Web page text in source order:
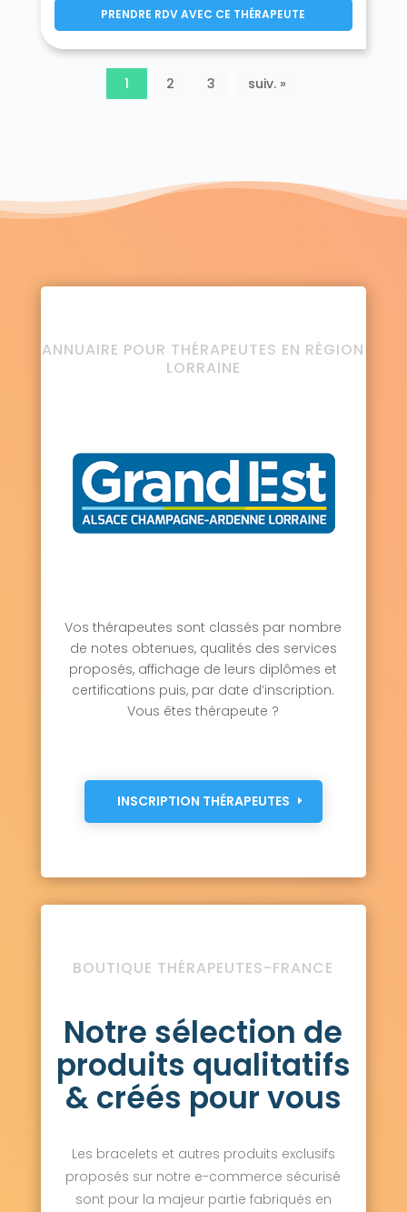
PRENDRE RDV AVEC CE THÉRAPEUTE
1 2 3 suiv. »
ANNUAIRE POUR THÉRAPEUTES EN RÉGION
LORRAINE
Vos thérapeutes sont classés par nombre
de notes obtenues, qualités des services
proposés, affichage de leurs diplômes et
certifications puis, par date d’inscription.
Vous êtes thérapeute ?
INSCRIPTION THÉRAPEUTES
BOUTIQUE THÉRAPEUTES-FRANCE
Notre sélection de
produits qualitatifs
& créés pour vous
Les bracelets et autres produits exclusifs
proposés sur notre e-commerce sécurisé
sont pour la majeur partie fabriqués en